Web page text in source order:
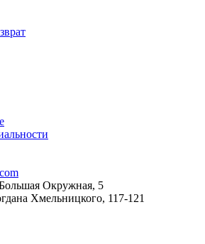
Окружная, 5
Хмельницкого, 117-121